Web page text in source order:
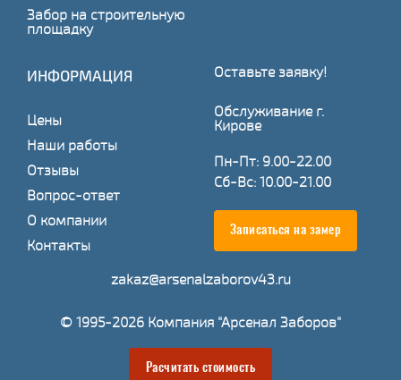
Забор на строительную
площадку
ИНФОРМАЦИЯ
Цены
Наши работы
Отзывы
Вопрос-ответ
О компании
Контакты
Оставьте заявку!
Обслуживание г.
Кирове
Пн-Пт: 9.00-22.00
Сб-Вс: 10.00-21.00
Записаться на замер
zakaz@arsenalzaborov43.ru
© 1995-2026 Компания "Арсенал Заборов"
Расчитать стоимость